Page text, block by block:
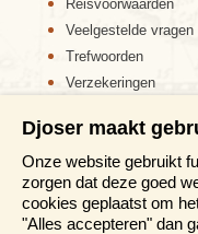
Reisvoorwaarden
Veelgestelde vragen
Trefwoorden
Verzekeringen
Disclaimer
Cookiebeleid
Privacy verklaring
Reis en boek met
Djoser maakt
Onze website gebruikt
zorgen dat deze goed
cookies geplaatst om
"Alles accepteren" dan